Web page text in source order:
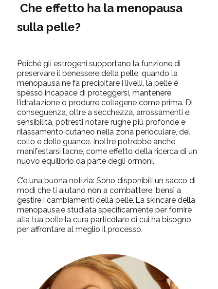
Che effetto ha la menopausa
sulla pelle?
Poiché gli estrogeni supportano la funzione di
preservare il benessere della pelle, quando la
menopausa ne fa precipitare i livelli, la pelle è
spesso incapace di proteggersi, mantenere
l’idratazione o produrre collagene come prima. Di
conseguenza, oltre a secchezza, arrossamenti e
sensibilità, potresti notare rughe più profonde e
rilassamento cutaneo nella zona perioculare, del
collo e delle guance. Inoltre potrebbe anche
manifestarsi l’acne, come effetto della ricerca di un
nuovo equilibrio da parte degli ormoni.
C’è una buona notizia: Sono disponibili un sacco di
modi che ti aiutano non a combattere, bensì a
gestire i cambiamenti della pelle. La skincare della
menopausaè studiata specificamente per fornire
alla tua pelle la cura particolare di cui ha bisogno
per affrontare al meglio il processo.